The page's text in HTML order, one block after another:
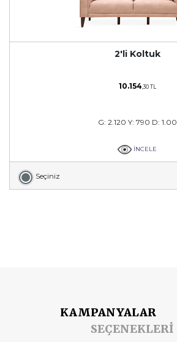
2'li Koltuk
10.154,30 TL
G: 2.120 Y: 790 D: 1.00
İNCELE
Seçiniz
KAMPANYALAR
SEÇENEKLERİ